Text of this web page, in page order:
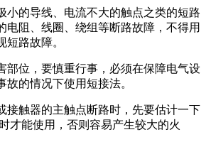
的导线、电流不大的触点之类的短路
电阻、线圈、绕组等断路故障，不得用
短路故障。
位，要慎重行事，必须在保障电气设
的情况下使用短接法。
触器的主触点断路时，先要估计一下
才能使用，否则容易产生较大的火